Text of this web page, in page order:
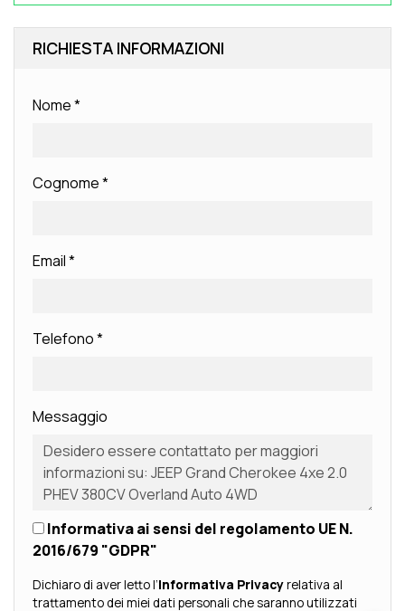
RICHIESTA INFORMAZIONI
Nome*
Cognome*
Email*
Telefono*
Messaggio
Informativa ai sensi del regolamento UE N.
2016/679 "GDPR"
Dichiaro di aver letto l’Informativa Privacyrelativa al
trattamento dei miei dati personali che saranno utilizzati